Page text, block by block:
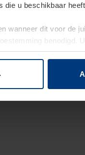
die u beschikbaar
wanneer dit voor de
benodigd.
website wijzigen